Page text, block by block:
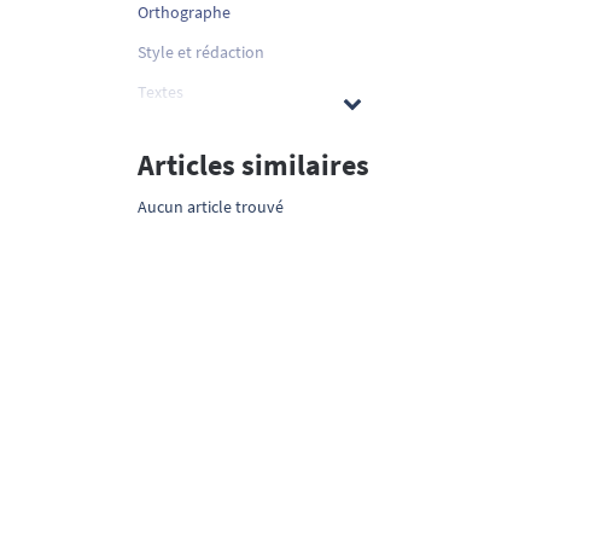
Orthographe
Style et rédaction
Textes
Articles similaires
Aucun article trouvé